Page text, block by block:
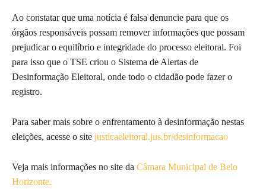
Ao constatar que uma notícia é falsa denuncie para que os
órgãos responsáveis possam remover informações que possam
prejudicar o equilíbrio e integridade do processo eleitoral. Foi
para isso que o TSE criou o Sistema de Alertas de
Desinformação Eleitoral, onde todo o cidadão pode fazer o
registro.
Para saber mais sobre o enfrentamento à desinformação nestas
eleições, acesse o site justicaeleitoral.jus.br/desinformacao
Veja mais informações no site da Câmara Municipal de Belo
Horizonte.